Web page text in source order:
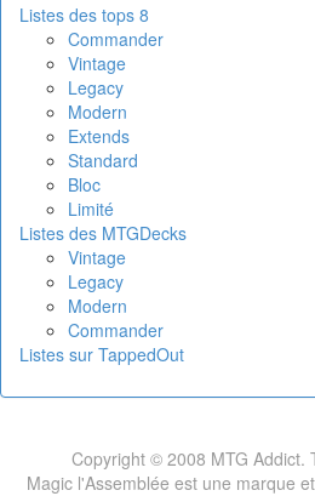
Listes des tops 8
Commander
Vintage
Legacy
Modern
Extends
Standard
Bloc
Limité
Listes des MTGDecks
Vintage
Legacy
Modern
Commander
Listes sur TappedOut
Copyright © 2008 MTG Addict.
Magic l'Assemblée est une marque